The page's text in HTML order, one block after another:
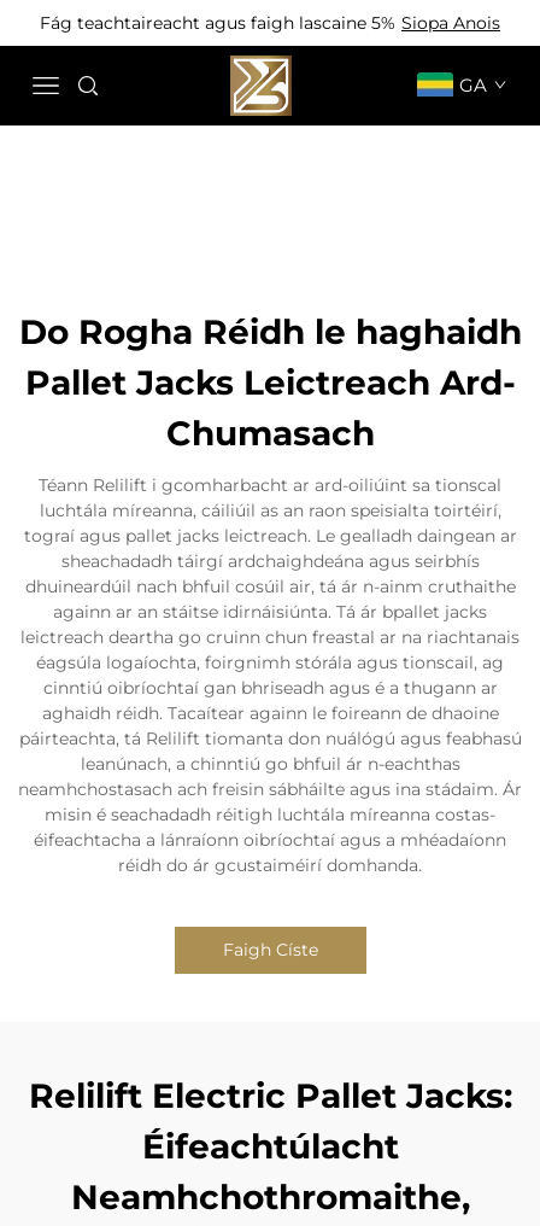
Fág teachtaireacht agus faigh lascaine 5% Siopa Anois
GA
Do Rogha Réidh le haghaidh
Pallet Jacks Leictreach Ard-
Chumasach
Téann Relilift i gcomharbacht ar ard-oiliúint sa tionscal
luchtála míreanna, cáiliúil as an raon speisialta toirtéirí,
tograí agus pallet jacks leictreach. Le gealladh daingean ar
sheachadadh táirgí ardchaighdeána agus seirbhís
dhuineardúil nach bhfuil cosúil air, tá ár n-ainm cruthaithe
againn ar an stáitse idirnáisiúnta. Tá ár bpallet jacks
leictreach deartha go cruinn chun freastal ar na riachtanais
éagsúla logaíochta, foirgnimh stórála agus tionscail, ag
cinntiú oibríochtaí gan bhriseadh agus é a thugann ar
aghaidh réidh. Tacaítear againn le foireann de dhaoine
páirteachta, tá Relilift tiomanta don nuálógú agus feabhasú
leanúnach, a chinntiú go bhfuil ár n-eachthas
neamhchostasach ach freisin sábháilte agus ina stádaim. Ár
misin é seachadadh réitigh luchtála míreanna costas-
éifeachtacha a lánraíonn oibríochtaí agus a mhéadaíonn
réidh do ár gcustaiméirí domhanda.
Faigh Císte
Relilift Electric Pallet Jacks:
Éifeachtúlacht
Neamhchothromaithe,